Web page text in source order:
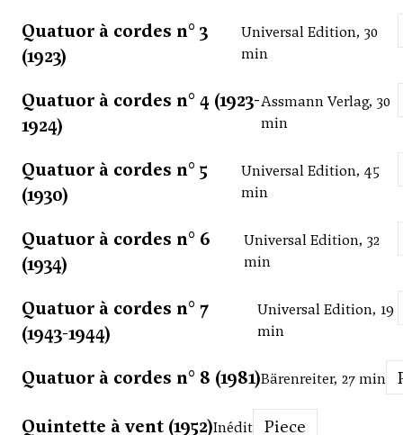
Quatuor à cordes n° 3
(1923)
Universal Edition, 30
min
Quatuor à cordes n° 4 (1923-
1924)
Assmann Verlag, 30
min
Quatuor à cordes n° 5
(1930)
Universal Edition, 45
min
Quatuor à cordes n° 6
(1934)
Universal Edition, 32
min
Quatuor à cordes n° 7
(1943-1944)
Universal Edition, 19
min
Quatuor à cordes n° 8 (1981)Bärenreiter, 27 min
Quintette à vent (1952)Inédit Piece